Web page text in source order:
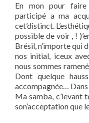
En mon pour
participé a ma
cet’distinct.
possible de voir , !
Brésil, n’importe qui
nos initial, iceux
nous sommes
Dont quelque
accompagnée…
Ma samba, c’levant
son’acceptation que